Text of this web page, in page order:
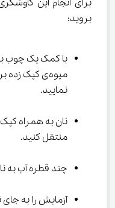
بروید:
با کمک یک چوب
نمایید.
منتقل کنید.
چند قطره آب به
آزمایش را به جای